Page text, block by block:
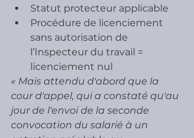
Statut protecteur applicable
Procédure de licenciement
sans autorisation de
l’Inspecteur du travail =
licenciement nul
« Mais attendu d'abord que la
cour d'appel, qui a constaté qu'au
jour de l'envoi de la seconde
convocation du salarié à un